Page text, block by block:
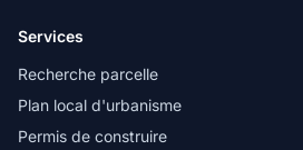
Services
Recherche parcelle
Plan local d'urbanisme
Permis de construire